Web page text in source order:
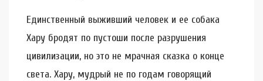
Единственный выживший человек и ее собака
Хару бродят по пустоши после разрушения
цивилизации, но это не мрачная сказка о конце
света. Хару, мудрый не по годам говорящий